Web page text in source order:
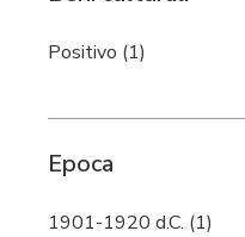
Positivo (1)
Epoca
1901-1920 d.C. (1)